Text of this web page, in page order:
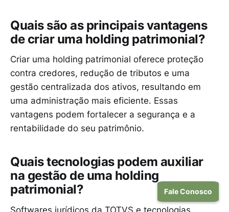
Quais são as principais vantagens
de criar uma holding patrimonial?
Criar uma holding patrimonial oferece proteção
contra credores, redução de tributos e uma
gestão centralizada dos ativos, resultando em
uma administração mais eficiente. Essas
vantagens podem fortalecer a segurança e a
rentabilidade do seu patrimônio.
Quais tecnologias podem auxiliar
na gestão de uma holding
patrimonial?
Softwares jurídicos da TOTVS e tecnologias
Fale Conosco